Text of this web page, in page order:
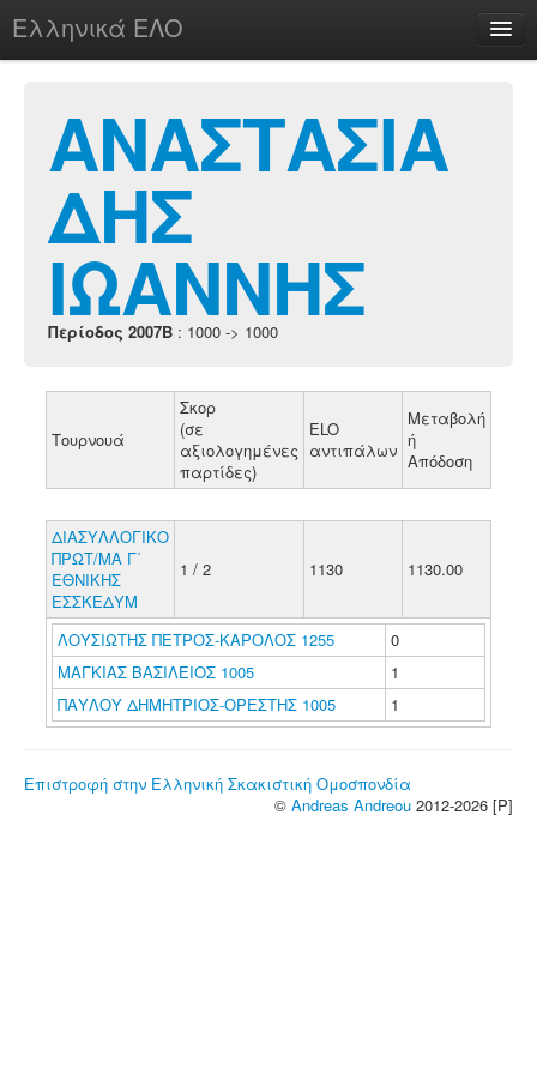
Ελληνικά ΕΛΟ
chesstu.be @ discord
Login
ΑΝΑΣΤΑΣΙΑ
ΔΗΣ
ΙΩΑΝΝΗΣ
Περίοδος 2007B : 1000 -> 1000
Τουρνουά
Σκορ
(σε
αξιολογημένες
παρτίδες)
ELO
αντιπάλων
Μεταβολή
ή
Απόδοση
ΔΙΑΣΥΛΛΟΓΙΚΟ
ΠΡΩΤ/ΜΑ Γ΄
ΕΘΝΙΚΗΣ
ΕΣΣΚΕΔΥΜ
1 / 2 1130 1130.00
ΛΟΥΣΙΩΤΗΣ ΠΕΤΡΟΣ-ΚΑΡΟΛΟΣ 1255
0
ΜΑΓΚΙΑΣ ΒΑΣΙΛΕΙΟΣ 1005
1
ΠΑΥΛΟΥ ΔΗΜΗΤΡΙΟΣ-ΟΡΕΣΤΗΣ 1005
1
Επιστροφή στην Ελληνική Σκακιστική Ομοσπονδία
© Andreas Andreou 2012-2026 [P]